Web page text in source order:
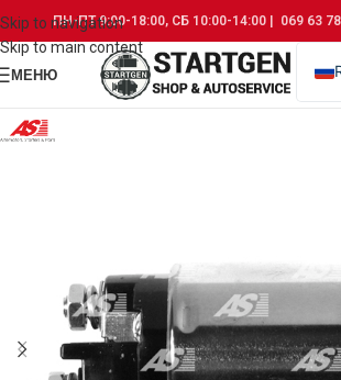
Skip to navigation
Skip to main content
ПН-ПТ 9:00-18:00, СБ 10:00-14:00 | 069 63
МЕНЮ